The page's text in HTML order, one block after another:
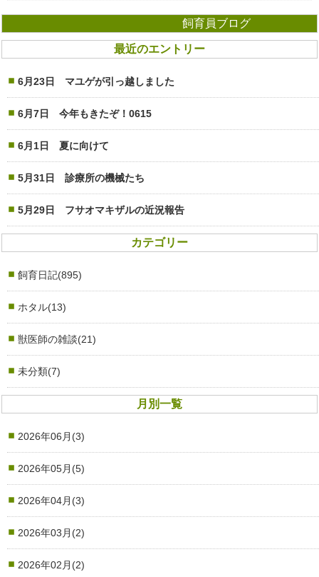
飼育員ブログ
最近のエントリー
6月23日 マユゲが引っ越しました
6月7日 今年もきたぞ！0615
6月1日 夏に向けて
5月31日 診療所の機械たち
5月29日 フサオマキザルの近況報告
カテゴリー
飼育日記(895)
ホタル(13)
獣医師の雑談(21)
未分類(7)
月別一覧
2026年06月(3)
2026年05月(5)
2026年04月(3)
2026年03月(2)
2026年02月(2)